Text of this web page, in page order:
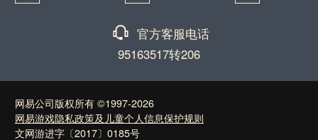
򰀃 官方客服电话
95163517转206
网易公司版权所有 ©1997-2026
网易游戏隐私政策及儿童个人信息保护规则
文网游进字〔2017〕0185号